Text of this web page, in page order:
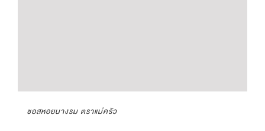
ซอสหอยนางรม ตราแม่ครัว